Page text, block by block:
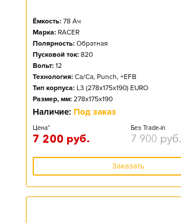
Ёмкость: 78 Ач
Марка: RACER
Полярность: Обратная
Пусковой ток: 820
Вольт: 12
Технология: Ca/Ca, Punch, +EFB
Тип корпуса: L3 (278x175x190) EURO
Размер, мм: 278x175x190
Наличие: Под заказ
Цена*
7 200 руб.
Без Trade-in
7 900 руб.
Заказать